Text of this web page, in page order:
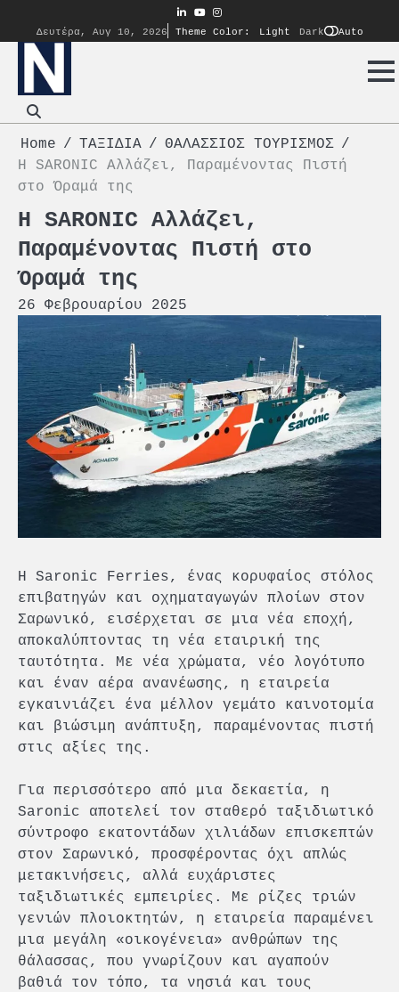
content
linkedin
youtube
instagram
Δευτέρα, Αυγ 10, 2026
Theme Color: Light Dark Auto
Home ΤΑΞΙΔΙΑ
ΘΑΛΑΣΣΙΟΣ ΤΟΥΡΙΣΜΟΣ
Η SARONIC Αλλάζει, Παραμένοντας Πιστή
στο Όραμά της
Η SARONIC Αλλάζει,
Παραμένοντας Πιστή στο
Όραμά της
26 Φεβρουαρίου 2025
Η Saronic Ferries, ένας κορυφαίος στόλος
επιβατηγών και οχηματαγωγών πλοίων στον
Σαρωνικό, εισέρχεται σε μια νέα εποχή,
αποκαλύπτοντας τη νέα εταιρική της
ταυτότητα. Με νέα χρώματα, νέο λογότυπο
και έναν αέρα ανανέωσης, η εταιρεία
εγκαινιάζει ένα μέλλον γεμάτο καινοτομία
και βιώσιμη ανάπτυξη, παραμένοντας πιστή
στις αξίες της.
Για περισσότερο από μια δεκαετία, η
Saronic αποτελεί τον σταθερό ταξιδιωτικό
σύντροφο εκατοντάδων χιλιάδων επισκεπτών
στον Σαρωνικό, προσφέροντας όχι απλώς
μετακινήσεις, αλλά ευχάριστες
ταξιδιωτικές εμπειρίες. Με ρίζες τριών
γενιών πλοιοκτητών, η εταιρεία παραμένει
μια μεγάλη «οικογένεια» ανθρώπων της
θάλασσας, που γνωρίζουν και αγαπούν
βαθιά τον τόπο, τα νησιά και τους